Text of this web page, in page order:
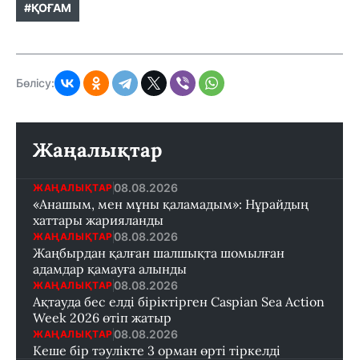
#ҚОҒАМ
Бөлісу:
Жаңалықтар
ЖАҢАЛЫҚТАР 08.08.2026
«Анашым, мен мұны қаламадым»: Нұрайдың
хаттары жарияланды
ЖАҢАЛЫҚТАР 08.08.2026
Жаңбырдан қалған шалшықта шомылған
адамдар қамауға алынды
ЖАҢАЛЫҚТАР 08.08.2026
Ақтауда бес елді біріктірген Caspian Sea Action
Week 2026 өтіп жатыр
ЖАҢАЛЫҚТАР 08.08.2026
Кеше бір тәулікте 3 орман өрті тіркелді